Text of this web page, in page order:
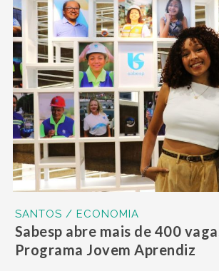
SANTOS / ECONOMIA
Sabesp abre mais de 400
Programa Jovem Aprendiz